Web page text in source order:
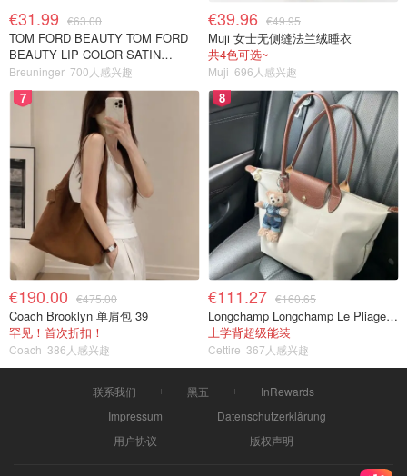
€31.99 €63.00
TOM FORD BEAUTY TOM FORD
BEAUTY LIP COLOR SATIN
MATTE 裸玫瑰口红
Breuninger 700人感兴趣
€39.96 €49.95
Muji 女士无侧缝法兰绒睡衣
共4色可选~
Muji 696人感兴趣
7
€190.00 €475.00
Coach Brooklyn 单肩包 39
罕见！首次折扣！
Coach 386人感兴趣
8
€111.27 €160.65
Longchamp Longchamp Le Pliage 大号手提包
上学背超级能装
Cettire 367人感兴趣
联系我们 黑五
InRewards
Impressum
Datenschutzerklärung
用户协议
版权声明